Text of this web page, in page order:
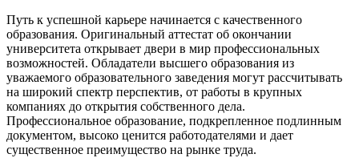
Путь к успешной карьере начинается с качественного
образования. Оригинальный аттестат об окончании
университета открывает двери в мир профессиональных
возможностей. Обладатели высшего образования из
уважаемого образовательного заведения могут рассчитывать
на широкий спектр перспектив, от работы в крупных
компаниях до открытия собственного дела.
Профессиональное образование, подкрепленное подлинным
документом, высоко ценится работодателями и дает
существенное преимущество на рынке труда.